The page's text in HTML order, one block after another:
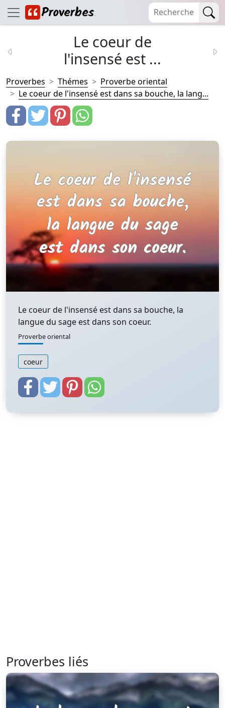
Le coeur de
l'insensé est ...
Proverbes Thémes
Proverbe oriental
Le coeur de l'insensé est dans sa bouche, la lang...
Le coeur de l'insensé est dans sa bouche, la
langue du sage est dans son coeur.
Proverbe oriental
coeur
Proverbes liés